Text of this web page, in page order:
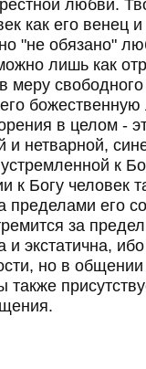
любви.
как его венец
"не обязано"
лишь как
меру
божественную
в целом -
и нетварной,
к
к Богу человек
пределами его
за
экстатична,
но в